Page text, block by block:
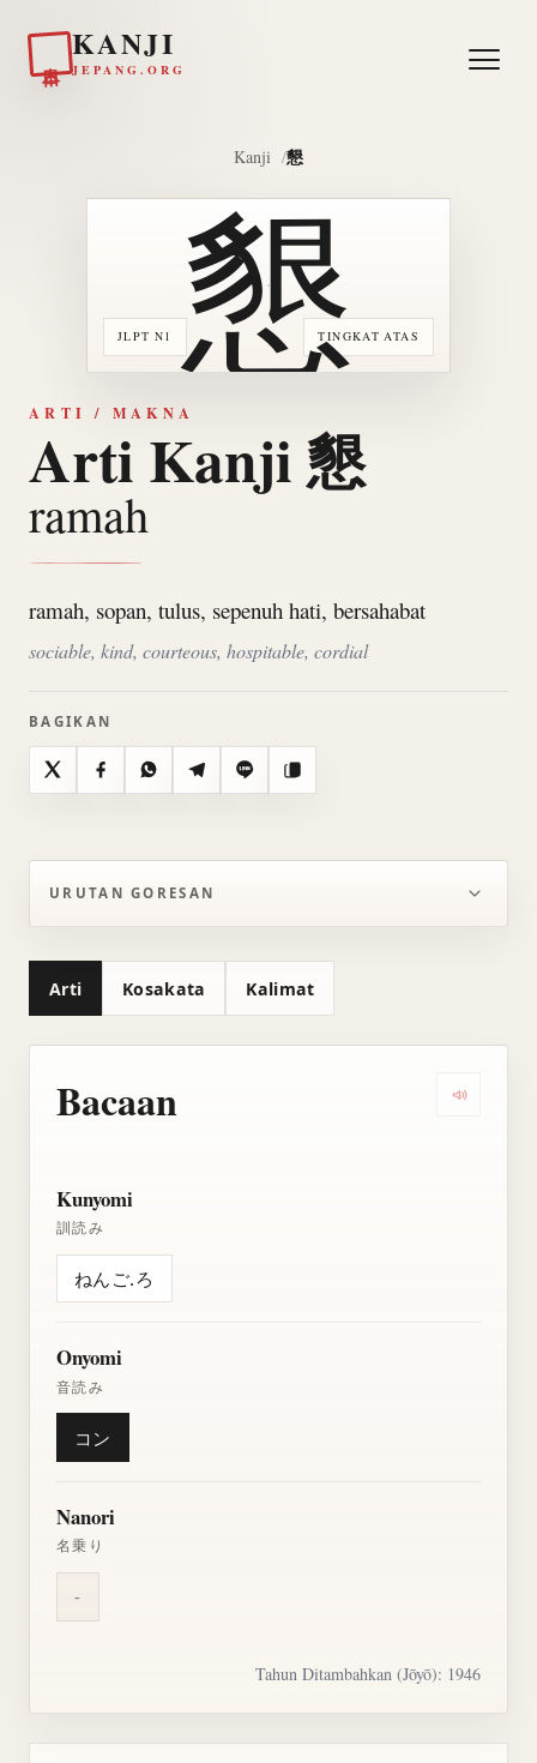
KANJI
JEPANG.ORG
Kanji 懇
JLPT N1 TINGKAT ATAS
懇
ARTI / MAKNA
Arti Kanji 懇
ramah
ramah, sopan, tulus, sepenuh hati, bersahabat
sociable, kind, courteous, hospitable, cordial
BAGIKAN
X FacebookWhatsAppTelegramLine Salin
URUTAN GORESAN
Arti Kosakata Kalimat
Bacaan
Kunyomi
訓読み
ねんご.ろ
Onyomi
音読み
コン
Nanori
名乗り
-
Tahun Ditambahkan (Jōyō): 1946